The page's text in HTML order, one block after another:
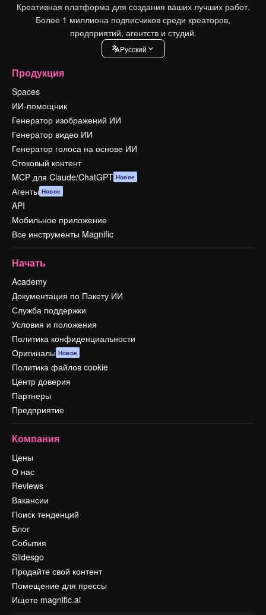
Креативная платформа для создания ваших лучших работ.
Более 1 миллиона подписчиков среди креаторов,
предприятий, агентств и студий.
Pусский
Продукция
Spaces
ИИ-помощник
Генератор изображений ИИ
Генератор видео ИИ
Генератор голоса на основе ИИ
Стоковый контент
MCP для Claude/ChatGPT Новое
Агенты Новое
API
Мобильное приложение
Все инструменты Magnific
Начать
Academy
Документация по Пакету ИИ
Служба поддержки
Условия и положения
Политика конфиденциальности
Оригиналы Новое
Политика файлов cookie
Центр доверия
Партнеры
Предприятие
Компания
Цены
О нас
Reviews
Вакансии
Поиск тенденций
Блог
События
Slidesgo
Продайте свой контент
Помещение для прессы
Ищете magnific.ai